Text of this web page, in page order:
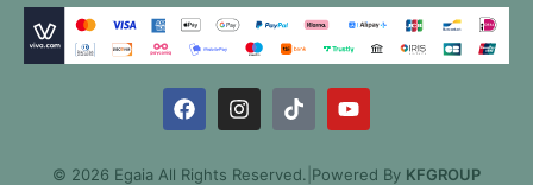
© 2026 Egaia All Rights Reserved. Powered By KFGROUP